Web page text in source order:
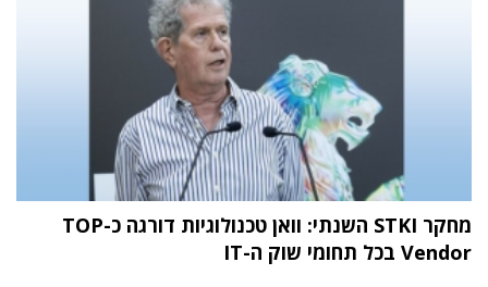
מחקר STKI השנתי: וואן טכנולוגיות דורגה כ-TOP
Vendor בכל תחומי שוק ה-IT